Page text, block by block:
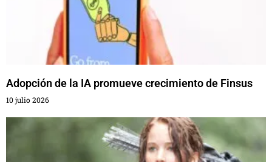
Adopción de la IA promueve crecimiento de Finsus
10 julio 2026